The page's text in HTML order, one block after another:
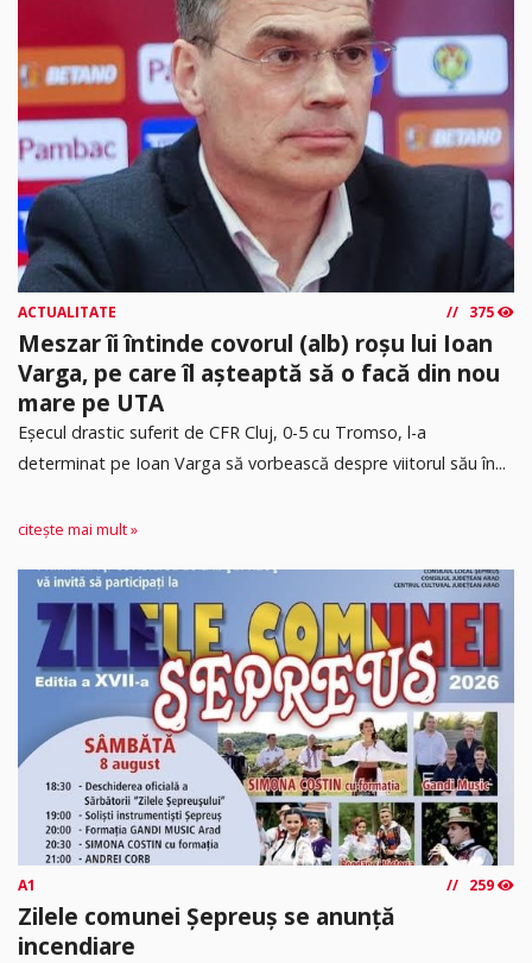
ACTUALITATE 375
Meszar îi întinde covorul (alb) roșu lui Ioan
Varga, pe care îl așteaptă să o facă din nou
mare pe UTA
Eșecul drastic suferit de CFR Cluj, 0-5 cu Tromso, l-a
determinat pe Ioan Varga să vorbească despre viitorul său în...
citește mai mult »
A1 259
Zilele comunei Șepreuș se anunță
incendiare